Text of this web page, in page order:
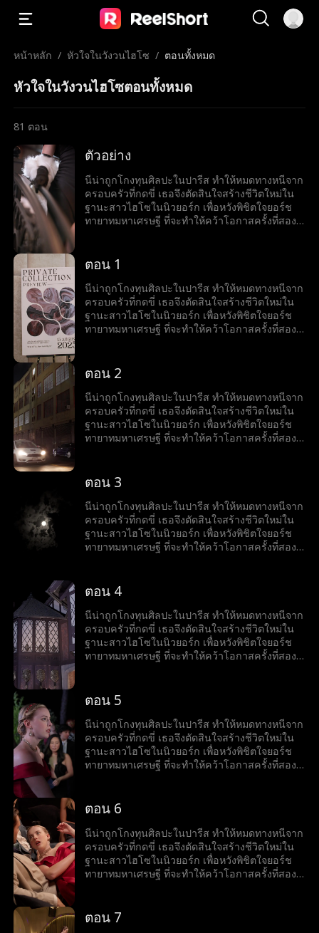
หน้าหลัก / หัวใจในวังวนไฮโซ / ตอนทั้งหมด
หัวใจในวังวนไฮโซตอนทั้งหมด
81 ตอน
ตัวอย่าง
นีน่าถูกโกงทุนศิลปะในปารีส ทำให้หมดทางหนีจาก
ครอบครัวที่กดขี่ เธอจึงตัดสินใจสร้างชีวิตใหม่ใน
ฐานะสาวไฮโซในนิวยอร์ก เพื่อหวังพิชิตใจยอร์ช
ทายาทมหาเศรษฐี ที่จะทำให้คว้าโอกาสครั้งที่สอง
ทั้งหมดของเธอ ความจริงที่ปกปิดไว้นี้จะทำลายทุก
คาดคิดกันนะ
ตอน 1
นีน่าถูกโกงทุนศิลปะในปารีส ทำให้หมดทางหนีจาก
ครอบครัวที่กดขี่ เธอจึงตัดสินใจสร้างชีวิตใหม่ใน
ฐานะสาวไฮโซในนิวยอร์ก เพื่อหวังพิชิตใจยอร์ช
ทายาทมหาเศรษฐี ที่จะทำให้คว้าโอกาสครั้งที่สอง
ทั้งหมดของเธอ ความจริงที่ปกปิดไว้นี้จะทำลายทุก
คาดคิดกันนะ
ตอน 2
นีน่าถูกโกงทุนศิลปะในปารีส ทำให้หมดทางหนีจาก
ครอบครัวที่กดขี่ เธอจึงตัดสินใจสร้างชีวิตใหม่ใน
ฐานะสาวไฮโซในนิวยอร์ก เพื่อหวังพิชิตใจยอร์ช
ทายาทมหาเศรษฐี ที่จะทำให้คว้าโอกาสครั้งที่สอง
ทั้งหมดของเธอ ความจริงที่ปกปิดไว้นี้จะทำลายทุก
คาดคิดกันนะ
ตอน 3
นีน่าถูกโกงทุนศิลปะในปารีส ทำให้หมดทางหนีจาก
ครอบครัวที่กดขี่ เธอจึงตัดสินใจสร้างชีวิตใหม่ใน
ฐานะสาวไฮโซในนิวยอร์ก เพื่อหวังพิชิตใจยอร์ช
ทายาทมหาเศรษฐี ที่จะทำให้คว้าโอกาสครั้งที่สอง
ทั้งหมดของเธอ ความจริงที่ปกปิดไว้นี้จะทำลายทุก
คาดคิดกันนะ
ตอน 4
นีน่าถูกโกงทุนศิลปะในปารีส ทำให้หมดทางหนีจาก
ครอบครัวที่กดขี่ เธอจึงตัดสินใจสร้างชีวิตใหม่ใน
ฐานะสาวไฮโซในนิวยอร์ก เพื่อหวังพิชิตใจยอร์ช
ทายาทมหาเศรษฐี ที่จะทำให้คว้าโอกาสครั้งที่สอง
ทั้งหมดของเธอ ความจริงที่ปกปิดไว้นี้จะทำลายทุก
คาดคิดกันนะ
ตอน 5
นีน่าถูกโกงทุนศิลปะในปารีส ทำให้หมดทางหนีจาก
ครอบครัวที่กดขี่ เธอจึงตัดสินใจสร้างชีวิตใหม่ใน
ฐานะสาวไฮโซในนิวยอร์ก เพื่อหวังพิชิตใจยอร์ช
ทายาทมหาเศรษฐี ที่จะทำให้คว้าโอกาสครั้งที่สอง
ทั้งหมดของเธอ ความจริงที่ปกปิดไว้นี้จะทำลายทุก
คาดคิดกันนะ
ตอน 6
นีน่าถูกโกงทุนศิลปะในปารีส ทำให้หมดทางหนีจาก
ครอบครัวที่กดขี่ เธอจึงตัดสินใจสร้างชีวิตใหม่ใน
ฐานะสาวไฮโซในนิวยอร์ก เพื่อหวังพิชิตใจยอร์ช
ทายาทมหาเศรษฐี ที่จะทำให้คว้าโอกาสครั้งที่สอง
ทั้งหมดของเธอ ความจริงที่ปกปิดไว้นี้จะทำลายทุก
ตอน 7